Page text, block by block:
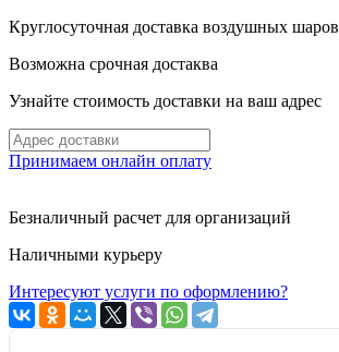
Круглосуточная доставка воздушных шаров
Возможна срочная достаква
Узнайте стоимость доставки на ваш адрес
Принимаем онлайн оплату
Безналичный расчет для организаций
Наличными курьеру
Интересуют услуги по оформлению?